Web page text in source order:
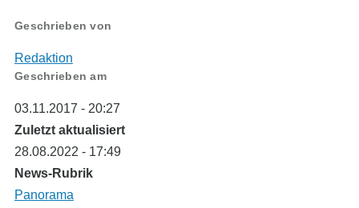
Geschrieben von
Redaktion
Geschrieben am
03.11.2017 - 20:27
Zuletzt aktualisiert
28.08.2022 - 17:49
News-Rubrik
Panorama